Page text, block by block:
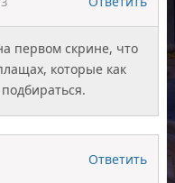
первом скрине, что
которые как
Ответить